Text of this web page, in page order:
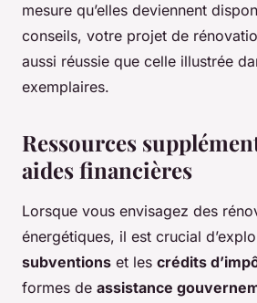
mesure qu’elles deviennent
conseils, votre projet de
aussi réussie que celle illustrée
exemplaires.
Ressources
aides financières
Lorsque vous envisagez des
énergétiques, il est crucial
subventions et les crédits
formes de assistance